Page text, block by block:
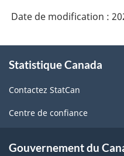
Date de modification :
propos
ce
site
Statistique Canada
Contactez StatCan
Centre de confiance
Gouvernement du